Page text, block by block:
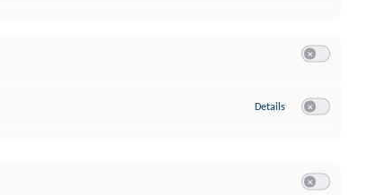
Details zu Google Analytics